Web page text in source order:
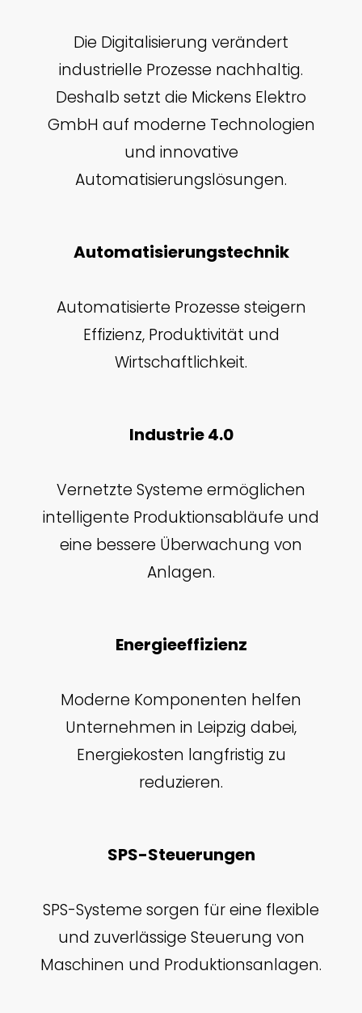
Die Digitalisierung verändert
industrielle Prozesse nachhaltig.
Deshalb setzt die Mickens Elektro
GmbH auf moderne Technologien
und innovative
Automatisierungslösungen.
Automatisierungstechnik
Automatisierte Prozesse steigern
Effizienz, Produktivität und
Wirtschaftlichkeit.
Industrie 4.0
Vernetzte Systeme ermöglichen
intelligente Produktionsabläufe und
eine bessere Überwachung von
Anlagen.
Energieeffizienz
Moderne Komponenten helfen
Unternehmen in Leipzig dabei,
Energiekosten langfristig zu
reduzieren.
SPS-Steuerungen
SPS-Systeme sorgen für eine flexible
und zuverlässige Steuerung von
Maschinen und Produktionsanlagen.